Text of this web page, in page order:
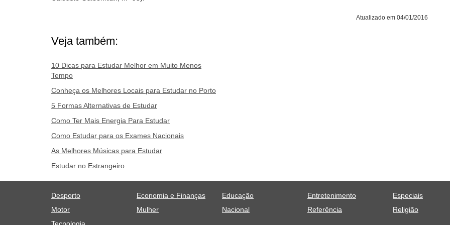
Atualizado em 04/01/2016
Veja também:
10 Dicas para Estudar Melhor em Muito Menos
Tempo
Conheça os Melhores Locais para Estudar no Porto
5 Formas Alternativas de Estudar
Como Ter Mais Energia Para Estudar
Como Estudar para os Exames Nacionais
As Melhores Músicas para Estudar
Estudar no Estrangeiro
Desporto Economia e Finanças Educação Entretenimento Especiais
Motor
Mulher Nacional Referência Religião